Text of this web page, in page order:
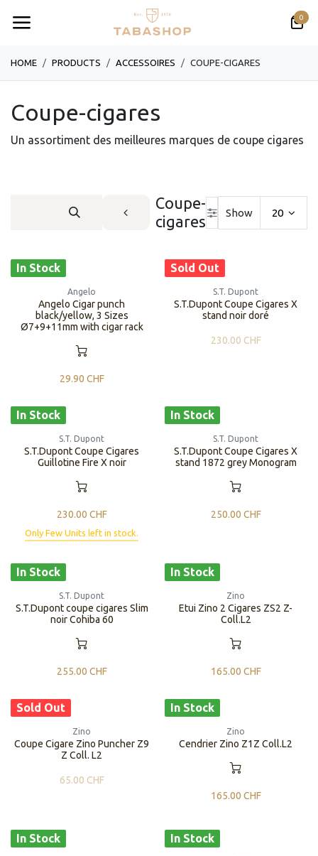
0
HOME PRODUCTS ACCESSOIRES COUPE-CIGARES
Coupe-cigares
Un assortiment des meilleures marques de coupe cigares
Coupe-
cigares
Show 20
In Stock
Angelo
Angelo Cigar punch
black/yellow, 3 Sizes
Ø7+9+11mm with cigar rack
29.90 CHF
Sold Out
S.T. Dupont
S.T.Dupont Coupe Cigares X
stand noir doré
230.00 CHF
In Stock
S.T. Dupont
S.T.Dupont Coupe Cigares
Guillotine Fire X noir
230.00 CHF
Only Few Units left in stock.
In Stock
S.T. Dupont
S.T.Dupont Coupe Cigares X
stand 1872 grey Monogram
250.00 CHF
In Stock
S.T. Dupont
S.T.Dupont coupe cigares Slim
noir Cohiba 60
255.00 CHF
In Stock
Zino
Etui Zino 2 Cigares ZS2 Z-
Coll.L2
165.00 CHF
Sold Out
Zino
Coupe Cigare Zino Puncher Z9
Z Coll. L2
65.00 CHF
In Stock
Zino
Cendrier Zino Z1Z Coll.L2
165.00 CHF
In Stock In Stock